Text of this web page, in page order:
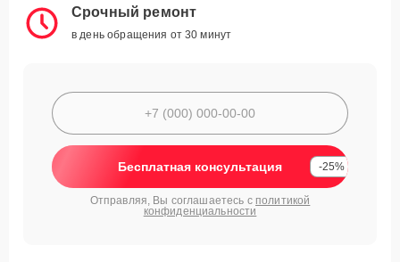
Срочный ремонт
в день обращения от 30 минут
Бесплатная консультация -25%
Отправляя, Вы соглашаетесь с политикой
конфиденциальности